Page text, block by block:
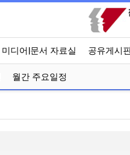
미디어|문서 자료실 공유게시
월간 주요일정